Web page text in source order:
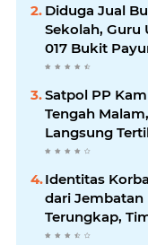
Diduga Jual
Sekolah, Guru
017 Bukit
Disdikpora
Tidak Pernah
Satpol PP
Tengah
Langsung
Publik dan
Identitas
dari Jembatan
Terungkap,
Sisir Sungai